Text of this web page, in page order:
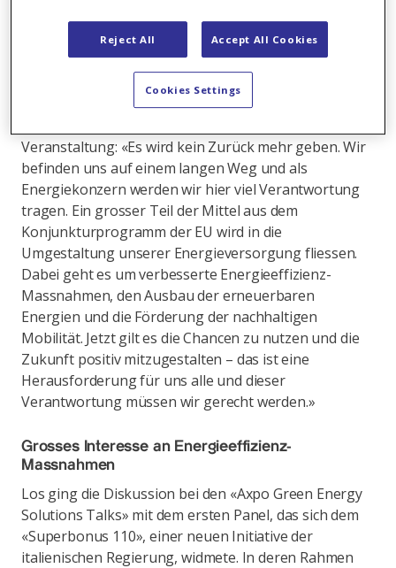
Simone Demarchi,
CEO Axpo Italia
Die Zukunft ist grün. Simone Demarchi, CEO von Axpo
Veranstaltung: «Es wird kein Zurück mehr geben. Wir
befinden uns auf einem langen Weg und als
Energiekonzern werden wir hier viel Verantwortung
tragen. Ein grosser Teil der Mittel aus dem
Konjunkturprogramm der EU wird in die
Umgestaltung unserer Energieversorgung fliessen.
Dabei geht es um verbesserte Energieeffizienz-
Massnahmen, den Ausbau der erneuerbaren
Energien und die Förderung der nachhaltigen
Mobilität. Jetzt gilt es die Chancen zu nutzen und die
Zukunft positiv mitzugestalten – das ist eine
Herausforderung für uns alle und dieser
Verantwortung müssen wir gerecht werden.»
Grosses Interesse an Energieeffizienz-
Massnahmen
Los ging die Diskussion bei den «Axpo Green Energy
Solutions Talks» mit dem ersten Panel, das sich dem
«Superbonus 110», einer neuen Initiative der
italienischen Regierung, widmete. In deren Rahmen
Reject All Accept All Cookies
Cookies Settings